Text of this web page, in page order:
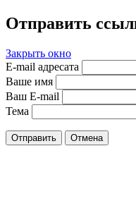
Отправить
Закрыть окно
E-mail адресата
Ваше имя
Ваш E-mail
Тема
Отправить Отмена